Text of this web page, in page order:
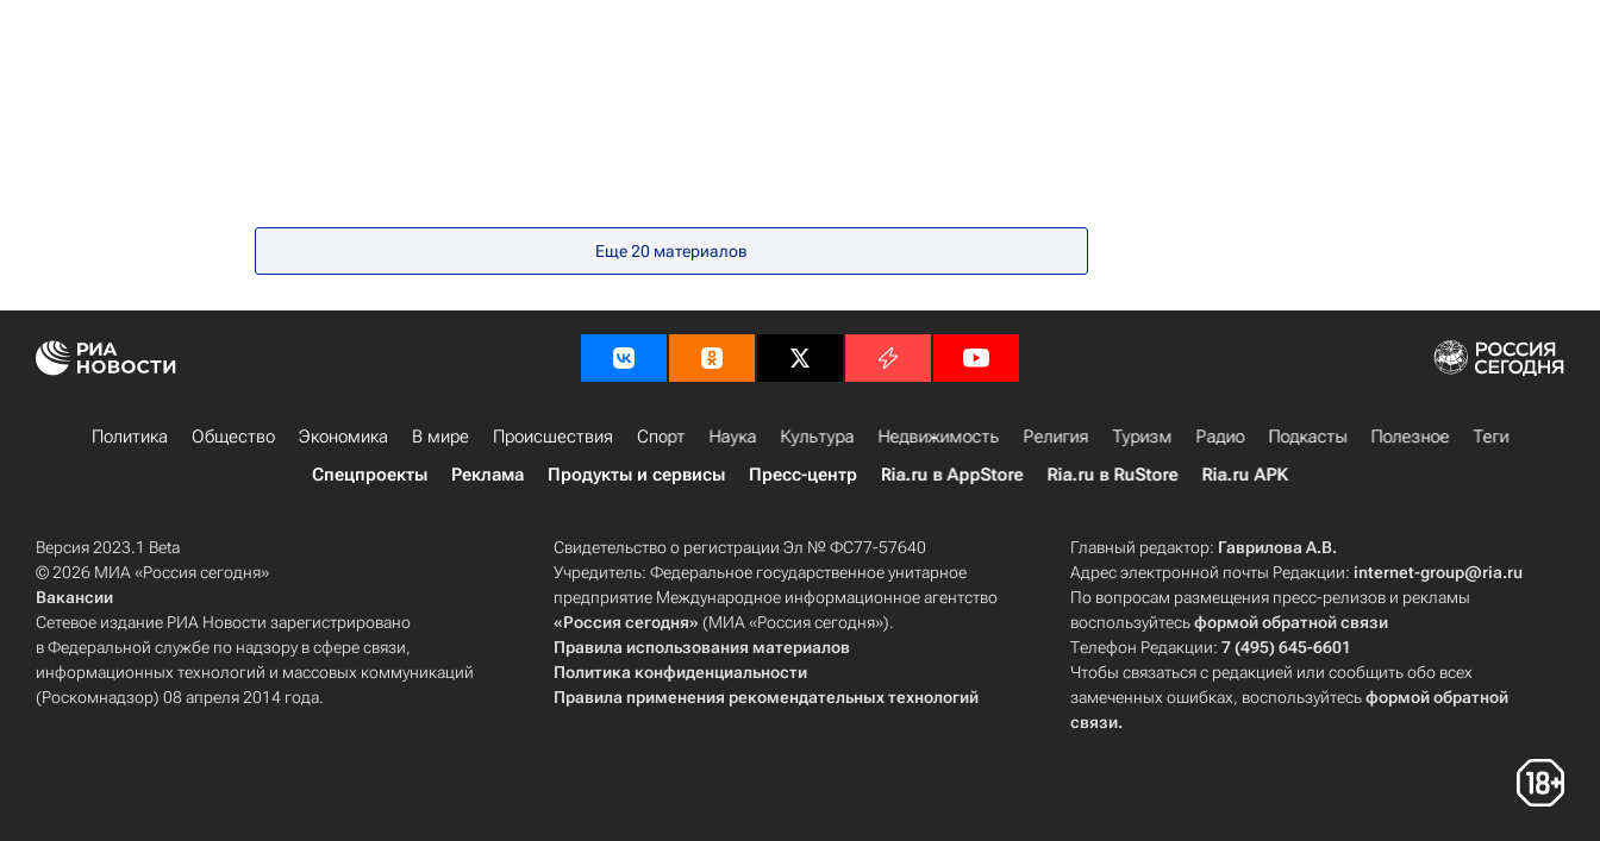
Еще 20 материалов
Политика Общество Экономика В мире Происшествия Спорт Наука Культура Недвижимость Религия Туризм Радио Подкасты Полезное
Теги
Спецпроекты
Реклама Продукты и сервисы Пресс-центр Ria.ru в AppStore Ria.ru в RuStore Ria.ru APK
Версия 2023.1 Beta
© 2026 МИА «Россия сегодня»
Вакансии
Сетевое издание РИА Новости зарегистрировано
в Федеральной службе по надзору в сфере связи,
информационных технологий и массовых коммуникаций
(Роскомнадзор) 08 апреля 2014 года.
Свидетельство о регистрации Эл № ФС77-57640
Учредитель: Федеральное государственное унитарное
предприятие Международное информационное агентство
«Россия сегодня» (МИА «Россия сегодня»).
Правила использования материалов
Политика конфиденциальности
Правила применения рекомендательных технологий
Главный редактор: Гаврилова А.В.
Адрес электронной почты Редакции:internet-group@ria.ru
По вопросам размещения пресс-релизов и рекламы
воспользуйтесьформой обратной связи
Телефон Редакции:7 (495) 645-6601
Чтобы связаться с редакцией или сообщить обо всех
замеченных ошибках, воспользуйтесьформой обратной
связи.